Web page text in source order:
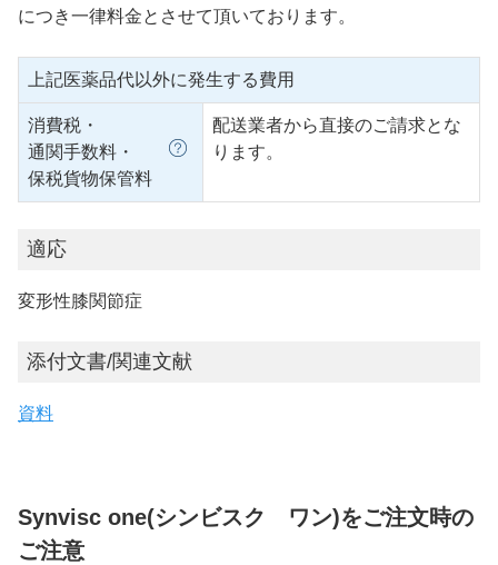
につき一律料金とさせて頂いております。
上記医薬品代以外に発生する費用
消費税・
通関手数料・
保税貨物保管料
配送業者から直接のご請求とな
ります。
適応
変形性膝関節症
添付文書/関連文献
資料
Synvisc one(シンビスク ワン)をご注文時の
ご注意